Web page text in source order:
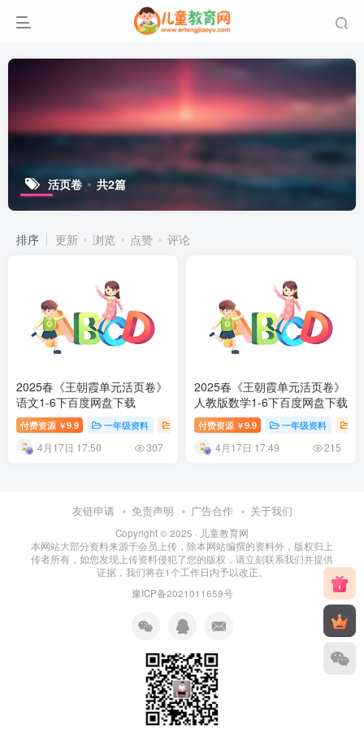
活页卷 共2篇
排序 更新 浏览 点赞 评论
2025春《王朝霞单元活页卷》
语文1-6下百度网盘下载
付费资源 ￥9.9 一年级资料 三年级资料 二年级资料 小学教育
4月17日 17:50 307
2025春《王朝霞单元活页卷》
人教版数学1-6下百度网盘下载
付费资源 ￥9.9 一年级资料
4月17日 17:49 215
友链申请 免责声明 广告合作 关于我们
Copyright © 2025 · 儿童教育网
本网站大部分资料来源于会员上传，除本网站编撰的资料外，版权归上
传者所有，如您发现上传资料侵犯了您的版权，请立刻联系我们并提供
证据，我们将在1个工作日内予以改正。
豫ICP备2021011659号